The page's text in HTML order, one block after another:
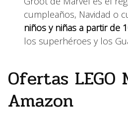
cumpleaños, Navidad o
niños y niñas a partir de
los superhéroes y los
Ofertas LEGO
Amazon